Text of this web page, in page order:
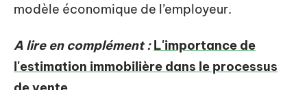
modèle économique de l’employeur.
A lire en complément : L'importance de
l'estimation immobilière dans le processus